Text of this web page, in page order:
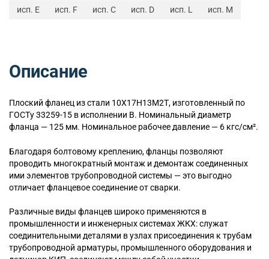
исп. E исп. F исп. C исп. D исп. L исп. M
Описание
Плоский фланец из стали 10Х17Н13М2Т, изготовленный по
ГОСТу 33259-15 в исполнении B. Номинальный диаметр
фланца — 125 мм. Номинальное рабочее давление — 6 кгс/см².
Благодаря болтовому креплению, фланцы позволяют
проводить многократный монтаж и демонтаж соединенных
ими элементов трубопроводной системы — это выгодно
отличает фланцевое соединение от сварки.
Различные виды фланцев широко применяются в
промышленности и инженерных системах ЖКХ: служат
соединительными деталями в узлах присоединения к трубам
трубопроводной арматуры, промышленного оборудования и